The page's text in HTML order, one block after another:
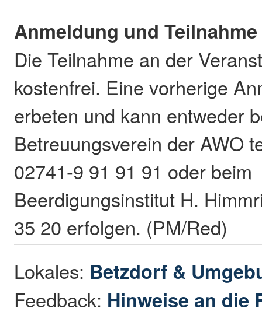
Anmeldung und Teilnahme
Die Teilnahme an der
kostenfrei. Eine vorherige
erbeten und kann entweder
Betreuungsverein der AWO
02741-9 91 91 91 oder beim
Beerdigungsinstitut H.
35 20 erfolgen. (PM/Red)
Lokales: Betzdorf &
Feedback: Hinweise an die